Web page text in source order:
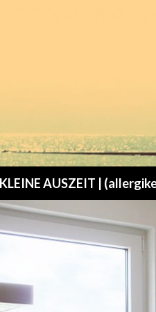
KLEINE AUSZEIT |